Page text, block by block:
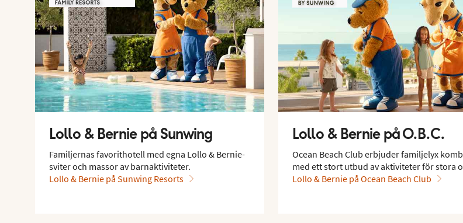
Lollo & Bernie på Sunwing
Familjernas favorithotell med egna Lollo & Bernie-
sviter och massor av barnaktiviteter.
Lollo & Bernie på Sunwing Resorts
Lollo & Bernie på O.B.C.
Ocean Beach Club erbjuder familjelyx
med ett stort utbud av aktiviteter för stora
Lollo & Bernie på Ocean Beach Club